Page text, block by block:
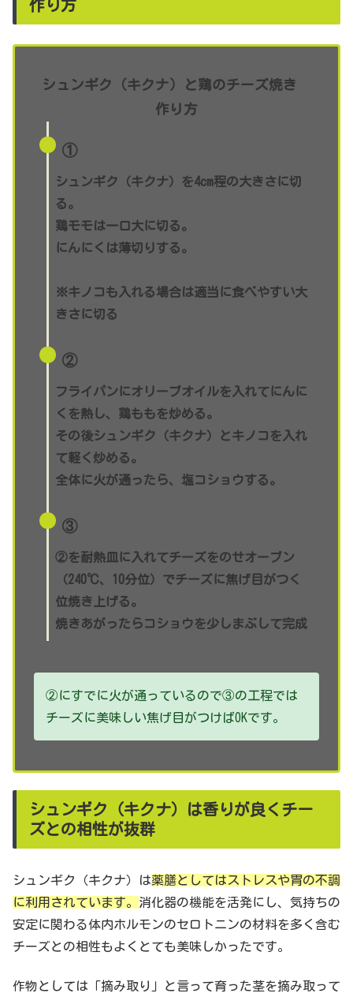
作り方
シュンギク（キクナ）と鶏のチーズ焼き
作り方
①
シュンギク（キクナ）
を4cm程の大きさに切
る。
鶏モモは一口大に切る。
にんにくは薄切りする。
※キノコも入れる場合は適当に食べやすい大
きさに切る
②
フライパンにオリーブオイルを入れてにんに
くを熱し、鶏ももを炒める。
その後シュンギク（キクナ）
とキノコを入れ
て軽く炒める。
全体に火が通ったら、塩コショウする。
③
②を耐熱皿に入れてチーズをのせオーブン
（240℃、10分位）でチーズに焦げ目がつく
位焼き上げる。
焼きあがったらコショウを少しまぶして完成
②にすでに火が通っているので③の工程では
チーズに美味しい焦げ目がつけばOKです。
シュンギク（キクナ）は香りが良くチー
ズとの相性が抜群
シュンギク（キクナ）は薬膳としてはストレスや胃の不調
に利用されています。 消化器の機能を活発にし、気持ちの
安定に関わる体内ホルモンのセロトニンの材料を多く含む
チーズとの相性もよくとても美味しかったです。
作物としては「摘み取り」と言って育った茎を摘み取って